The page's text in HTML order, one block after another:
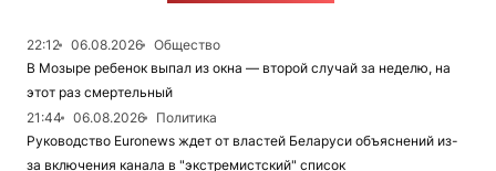
22:12 06.08.2026
Общество
В Мозыре ребенок выпал из окна — второй случай за неделю, на
этот раз смертельный
21:44
06.08.2026
Политика
Руководство Euronews ждет от властей Беларуси объяснений из-
за включения канала в "экстремистский" список